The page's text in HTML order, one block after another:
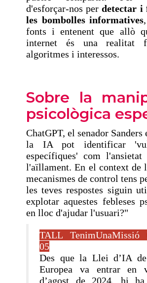
d'esforçar-nos perdetectar i
les bombolles informatives
fonts i entenent que allò
internet és una realitat
algoritmes i interessos.
Sobre la
psicològica
ChatGPT, el senador Sanders
la IA pot identificar
específiques' com l'ansietat
l'aïllament. En el context de
mecanismes de control tens
les teves respostes siguin
explotar aquestes febleses
en lloc d'ajudar l'usuari?"
TALL TenimUnaMissió
05
Des que la Llei d’IA
Europea va entrar en
d’agost de 2024, hi